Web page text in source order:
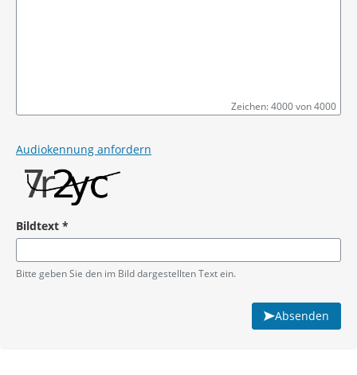
Zeichen: 4000 von 4000
Audiokennung anfordern
Bildtext *
Pflichtangabe
Bitte geben Sie den im Bild dargestellten Text ein.
Absenden